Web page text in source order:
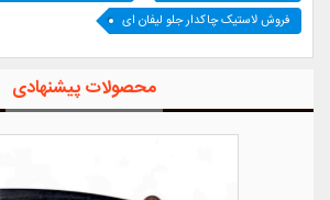
فروش لاستیک چاکدار جلو لیفان ای
محصولات پیشنهادی